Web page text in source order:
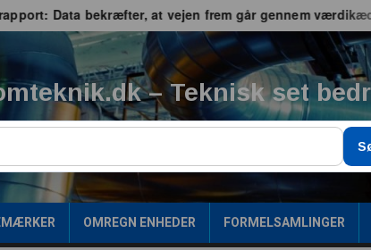
Data bekræfter, at vejen frem går gennem værdikæden
– Teknisk set
OMREGN ENHEDER FORMELSAMLINGER